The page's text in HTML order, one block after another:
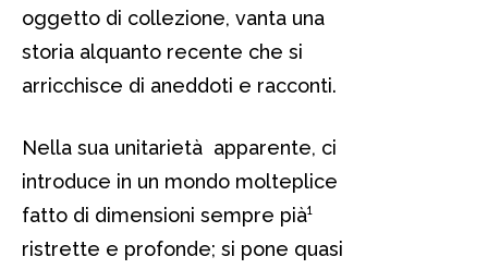
oggetto di collezione, vanta una
storia alquanto recente che si
arricchisce di aneddoti e racconti.
Nella sua unitarietà apparente, ci
introduce in un mondo molteplice
fatto di dimensioni sempre pià¹
ristrette e profonde; si pone quasi